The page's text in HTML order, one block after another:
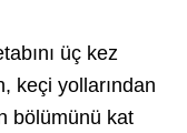
üç kez
keçi yollarından
bölümünü kat